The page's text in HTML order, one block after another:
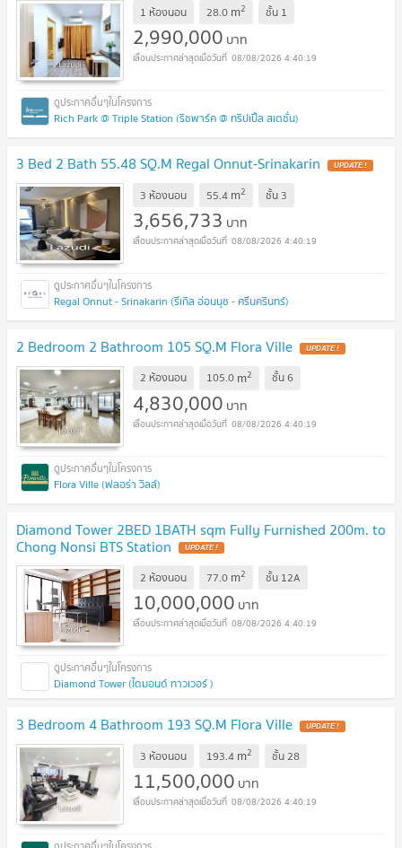
1 ห้องนอน 28.0 m2 ชั้น 1
2,990,000 บาท
08/08/2026 4:40:19
Rich Park @ Triple Station (ริชพาร์ค @ ทริปเปิ้ล สเตชั่น)
3 Bed 2 Bath 55.48 SQ.M Regal Onnut-Srinakarin UPDATE !
3 ห้องนอน 55.4 m2 ชั้น 3
3,656,733 บาท
08/08/2026 4:40:19
Regal Onnut - Srinakarin (รีเกิล อ่อนนุช - ศรีนครินทร์)
2 Bedroom 2 Bathroom 105 SQ.M Flora Ville UPDATE !
2 ห้องนอน 105.0 m2 ชั้น6
4,830,000 บาท
08/08/2026 4:40:19
Flora Ville (ฟลอร่า วิลล์)
Diamond Tower 2BED 1BATH sqm Fully Furnished 200m. to
Chong Nonsi BTS Station UPDATE !
2 ห้องนอน 77.0 m2 ชั้น 12A
10,000,000 บาท
08/08/2026 4:40:19
Diamond Tower (ไดมอนด์ ทาวเวอร์ )
3 Bedroom 4 Bathroom 193 SQ.M Flora Ville UPDATE !
3 ห้องนอน 193.4 m2 ชั้น28
11,500,000 บาท
08/08/2026 4:40:19